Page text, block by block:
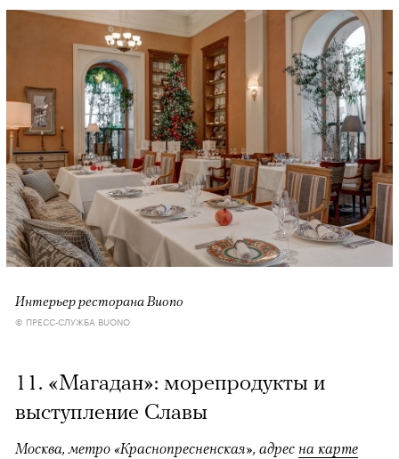
Интерьер ресторана Buono
© ПРЕСС-СЛУЖБА BUONO
11. «Магадан»: морепродукты и
выступление Славы
Москва, метро «Краснопресненская», адрес на карте